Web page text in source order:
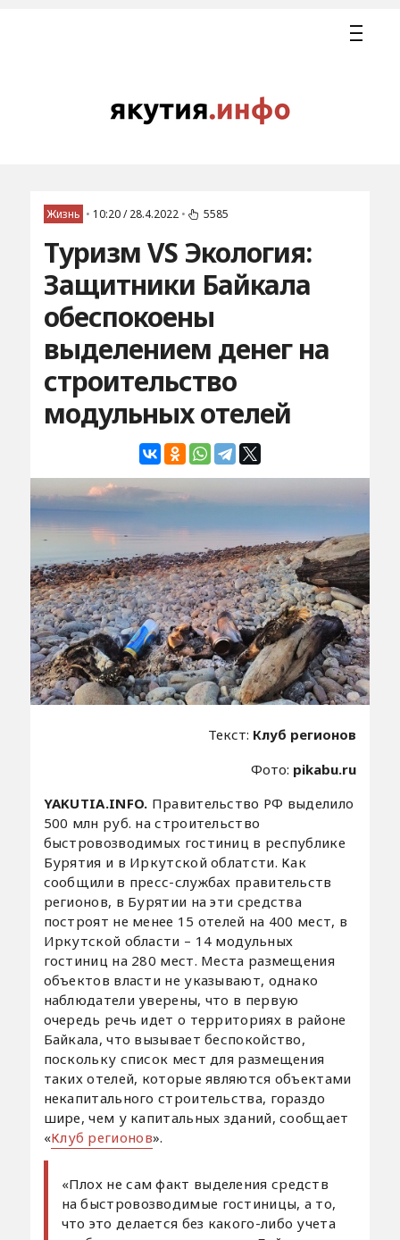
Жизнь • 10:20 / 28.4.2022 • 5585
Туризм VS Экология:
Защитники Байкала
обеспокоены
выделением денег на
строительство
модульных отелей
Текст: Клуб регионов
Фото: pikabu.ru
YAKUTIA.INFO. Правительство РФ выделило
500 млн руб. на строительство
быстровозводимых гостиниц в республике
Бурятия и в Иркутской облатсти. Как
сообщили в пресс-службах правительств
регионов, в Бурятии на эти средства
построят не менее 15 отелей на 400 мест, в
Иркутской области – 14 модульных
гостиниц на 280 мест. Места размещения
объектов власти не указывают, однако
наблюдатели уверены, что в первую
очередь речь идет о территориях в районе
Байкала, что вызывает беспокойство,
поскольку список мест для размещения
таких отелей, которые являются объектами
некапитального строительства, гораздо
шире, чем у капитальных зданий, сообщает
«Клуб регионов».
«Плох не сам факт выделения средств
на быстровозводимые гостиницы, а то,
что это делается без какого-либо учета